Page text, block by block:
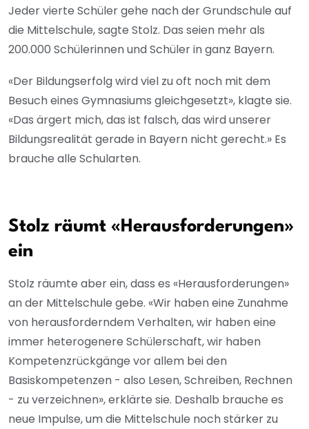
Jeder vierte Schüler gehe nach der Grundschule auf
die Mittelschule, sagte Stolz. Das seien mehr als
200.000 Schülerinnen und Schüler in ganz Bayern.
«Der Bildungserfolg wird viel zu oft noch mit dem
Besuch eines Gymnasiums gleichgesetzt», klagte sie.
«Das ärgert mich, das ist falsch, das wird unserer
Bildungsrealität gerade in Bayern nicht gerecht.» Es
brauche alle Schularten.
Stolz räumt «Herausforderungen»
ein
Stolz räumte aber ein, dass es «Herausforderungen»
an der Mittelschule gebe. «Wir haben eine Zunahme
von herausforderndem Verhalten, wir haben eine
immer heterogenere Schülerschaft, wir haben
Kompetenzrückgänge vor allem bei den
Basiskompetenzen - also Lesen, Schreiben, Rechnen
- zu verzeichnen», erklärte sie. Deshalb brauche es
neue Impulse, um die Mittelschule noch stärker zu